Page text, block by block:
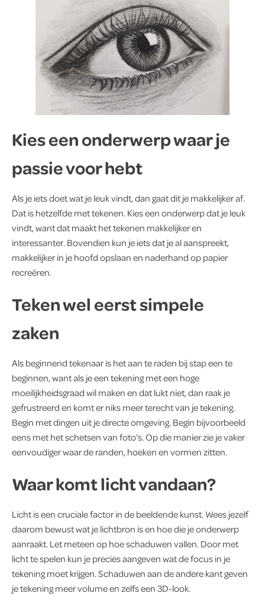
Kies een onderwerp waar je
passie voor hebt
Als je iets doet wat je leuk vindt, dan gaat dit je makkelijker af.
Dat is hetzelfde met tekenen. Kies een onderwerp dat je leuk
vindt, want dat maakt het tekenen makkelijker en
interessanter. Bovendien kun je iets dat je al aanspreekt,
makkelijker in je hoofd opslaan en naderhand op papier
recreëren.
Teken wel eerst simpele
zaken
Als beginnend tekenaar is het aan te raden bij stap een te
beginnen, want als je een tekening met een hoge
moeilijkheidsgraad wil maken en dat lukt niet, dan raak je
gefrustreerd en komt er niks meer terecht van je tekening.
Begin met dingen uit je directe omgeving. Begin bijvoorbeeld
eens met het schetsen van foto’s. Op die manier zie je vaker
eenvoudiger waar de randen, hoeken en vormen zitten.
Waar komt licht vandaan?
Licht is een cruciale factor in de beeldende kunst. Wees jezelf
daarom bewust wat je lichtbron is en hoe die je onderwerp
aanraakt. Let meteen op hoe schaduwen vallen. Door met
licht te spelen kun je precies aangeven wat de focus in je
tekening moet krijgen. Schaduwen aan de andere kant geven
je tekening meer volume en zelfs een 3D-look.